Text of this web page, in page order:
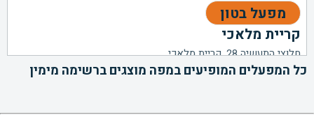
מפעל בטון
קריית מלאכי
חלוצי התעשיה 28, קריית מלאכי
טל’08-8581922/3
כל המפעלים המופיעים במפה מוצגים ברשימה מימין